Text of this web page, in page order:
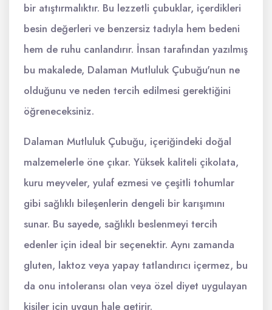
bir atıştırmalıktır. Bu lezzetli çubuklar, içerdikleri
besin değerleri ve benzersiz tadıyla hem bedeni
hem de ruhu canlandırır. İnsan tarafından yazılmış
bu makalede, Dalaman Mutluluk Çubuğu'nun ne
olduğunu ve neden tercih edilmesi gerektiğini
öğreneceksiniz.
Dalaman Mutluluk Çubuğu, içeriğindeki doğal
malzemelerle öne çıkar. Yüksek kaliteli çikolata,
kuru meyveler, yulaf ezmesi ve çeşitli tohumlar
gibi sağlıklı bileşenlerin dengeli bir karışımını
sunar. Bu sayede, sağlıklı beslenmeyi tercih
edenler için ideal bir seçenektir. Aynı zamanda
gluten, laktoz veya yapay tatlandırıcı içermez, bu
da onu intoleransı olan veya özel diyet uygulayan
kişiler için uygun hale getirir.